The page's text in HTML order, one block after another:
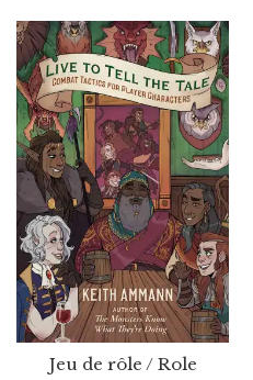
Jeu de rôle / Role